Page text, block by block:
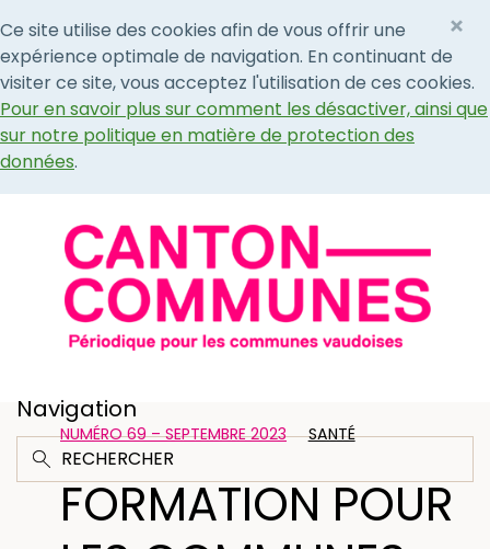
Ce site utilise des cookies afin de vous offrir une
expérience optimale de navigation. En continuant de
visiter ce site, vous acceptez l'utilisation de ces cookies.
Pour en savoir plus sur comment les désactiver, ainsi que
sur notre politique en matière de protection des
données.
×
Navigation
NUMÉRO 69 – SEPTEMBRE 2023 SANTÉ
FORMATION POUR